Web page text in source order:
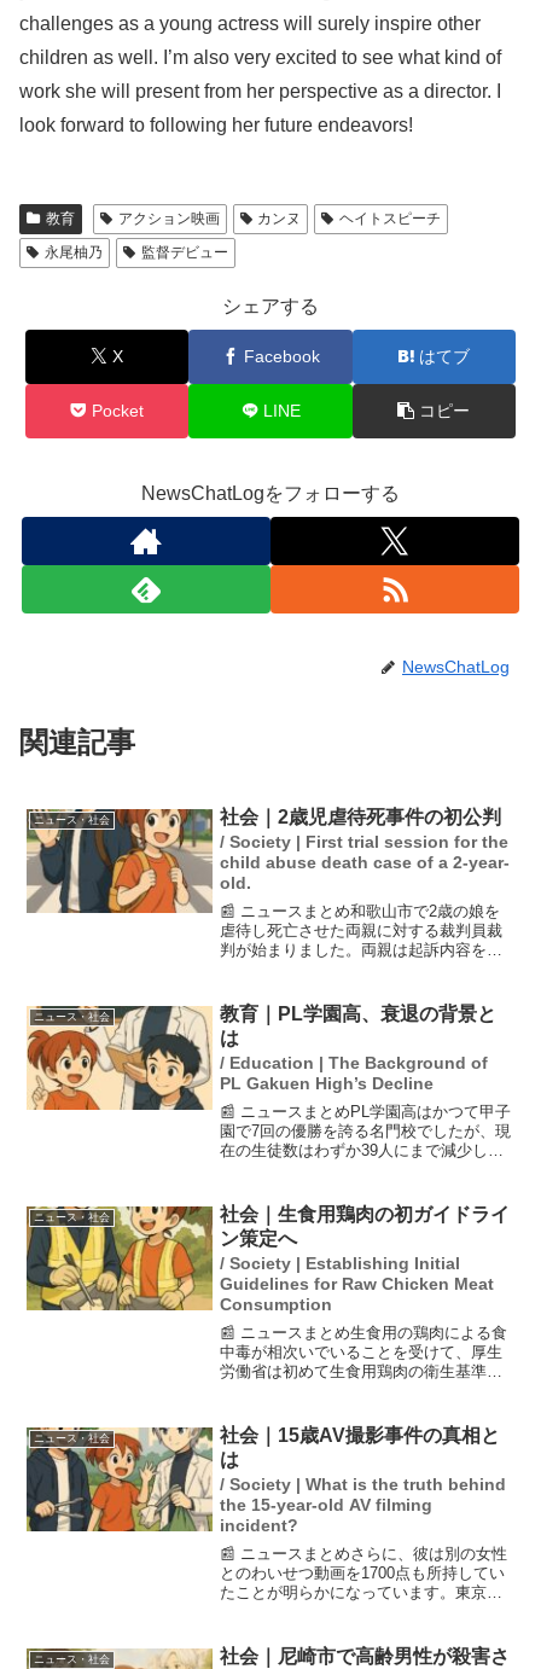
challenges as a young actress will surely inspire other
children as well. I’m also very excited to see what kind of
work she will present from her perspective as a director. I
look forward to following her future endeavors!
教育 アクション映画 カンヌ
ヘイトスピーチ
永尾柚乃
監督デビュー
シェアする
X Facebook はてブ
Pocket LINE コピー
NewsChatLogをフォローする
NewsChatLog
関連記事
ニュース・社会 社会｜2歳児虐待死事件の初公判
/ Society | First trial session for the
child abuse death case of a 2-year-
old.
📰 ニュースまとめ和歌山市で2歳の娘を
虐待し死亡させた両親に対する裁判員裁
判が始まりました。両親は起訴内容を認
死亡時の体重は平均の約半分の6kgであっ
たことが報告されて...
ニュース・社会
教育｜PL学園高、衰退の背景と
は
/ Education | The Background of
PL Gakuen High’s Decline
📰 ニュースまとめPL学園高はかつて甲子
園で7回の優勝を誇る名門校でしたが、現
在の生徒数はわずか39人にまで減少して
える中、封鎖されたPL花火大会の臨時改
札などを目の当...
ニュース・社会
社会｜生食用鶏肉の初ガイドライ
ン策定へ
/ Society | Establishing Initial
Guidelines for Raw Chicken Meat
Consumption
📰 ニュースまとめ生食用の鶏肉による食
中毒が相次いでいることを受けて、厚生
労働省は初めて生食用鶏肉の衛生基準に
を推奨するものではなく、主に幼い子供
や高齢者などのリスクが...
ニュース・社会
社会｜15歳AV撮影事件の真相と
は
/ Society | What is the truth behind
the 15-year-old AV filming
incident?
📰 ニュースまとめさらに、彼は別の女性
とのわいせつ動画を1700点も所持してい
たことが明らかになっています。東京・
な行為を行い、その様子を無断で撮影し
ニュース・社会
社会｜尼崎市で高齢男性が殺害さ